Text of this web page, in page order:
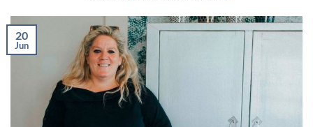
20
Jun